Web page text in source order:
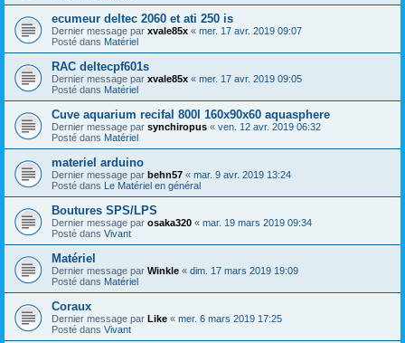
ecumeur deltec 2060 et ati 250 is
Dernier message par xvale85x « mer. 17 avr. 2019 09:07
Posté dans Matériel
RAC deltecpf601s
Dernier message par xvale85x « mer. 17 avr. 2019 09:05
Posté dans Matériel
Cuve aquarium recifal 800l 160x90x60 aquasphere
Dernier message par synchiropus « ven. 12 avr. 2019 06:32
Posté dans Matériel
materiel arduino
Dernier message par behn57 « mar. 9 avr. 2019 13:24
Posté dans Le Matériel en général
Boutures SPS/LPS
Dernier message par osaka320 « mar. 19 mars 2019 09:34
Posté dans Vivant
Matériel
Dernier message par Winkle « dim. 17 mars 2019 19:09
Posté dans Matériel
Coraux
Dernier message par Like « mer. 6 mars 2019 17:25
Posté dans Vivant